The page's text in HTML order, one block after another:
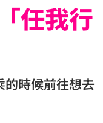
「任我行
的時候前往想去